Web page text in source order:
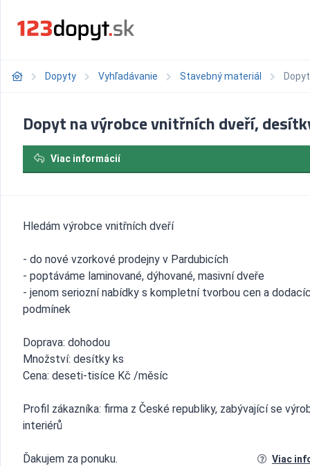
Dopyty Vyhľadávanie Stavebný materiál
Dopyt na výrobce vnitřních dveří,
Viac informácií
Hledám výrobce vnitřních dveří
- do nové vzorkové prodejny v Pardubicích
- poptáváme laminované, dýhované, masivní dveře
- jenom seriozní nabídky s kompletní tvorbou cen a
podmínek
Doprava: dohodou
Množství: desítky ks
Cena: deseti-tisíce Kč /měsíc
Profil zákazníka: firma z České republiky, zabývající se
interiérů
Ďakujem za ponuku. Viac